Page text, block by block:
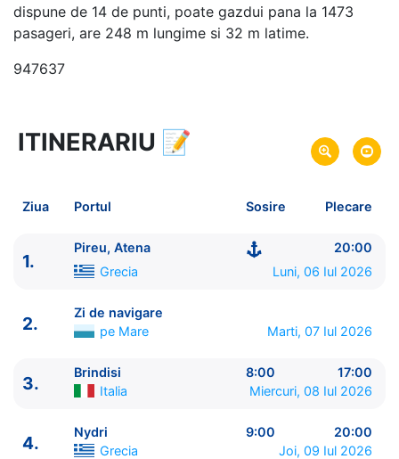
dispune de 14 de punti, poate gazdui pana la 1473
pasageri, are 248 m lungime si 32 m latime.
947637
8 zile vacanta de croaziera in
Marea Mediterana de Est -
Plecare pe 06 Iul 2026 din Pireu, Atena, Grecia
Explora Journeys
ITINERARIU 📝
Ziua Portul Sosire Plecare
1.
Pireu, Atena
20:00
Grecia
Luni, 06 Iul 2026
2.
Zi de navigare
pe Mare
Marti, 07 Iul 2026
3.
Brindisi 8:00
17:00
Italia
Miercuri, 08 Iul 2026
4.
Nydri 9:00
20:00
Grecia
Joi, 09 Iul 2026